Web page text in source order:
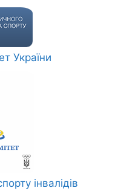
України
інвалідів